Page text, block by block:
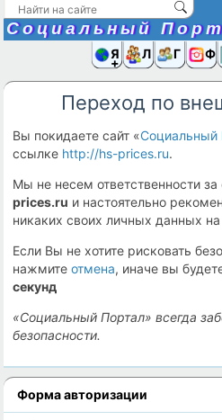
Социальный
Я иЛюди
Переход по
Вы покидаете сайт «Социальный
ссылке http://hs-prices.ru.
Мы не несем ответственности
prices.ru и настоятельно
никаких своих личных данных на
Если Вы не хотите рисковать
нажмитеотмена, иначе вы
секунд
«Социальный Портал» всегда
безопасности.
Форма авторизации